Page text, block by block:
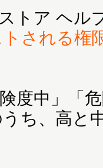
トア ヘル
される権
険度中」「
ち、高と